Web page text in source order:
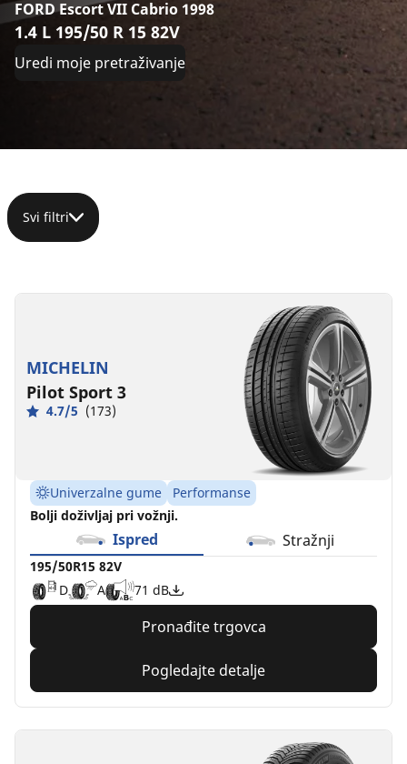
FORD Escort VII Cabrio 1998
1.4 L 195/50 R 15 82V
Uredi moje pretraživanje
Svi filtri
MICHELIN
Pilot Sport 3
4.7/5 (173)
Univerzalne gume
Performanse
Bolji doživljaj pri vožnji.
Ispred Stražnji
195/50R15 82V
D
A 71 dB
Pronađite trgovca
Pogledajte detalje
D
B